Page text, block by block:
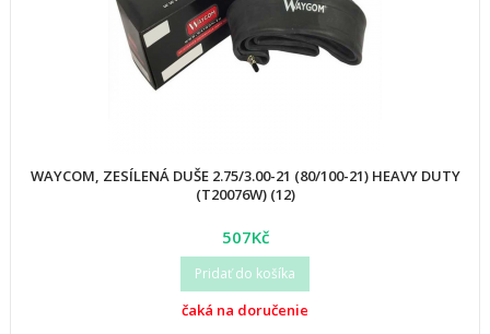
WAYCOM, ZESÍLENÁ DUŠE 2.75/3.00-21 (80/100-21) HEAVY DUTY
(T20076W) (12)
507Kč
Pridať do košíka
čaká na doručenie